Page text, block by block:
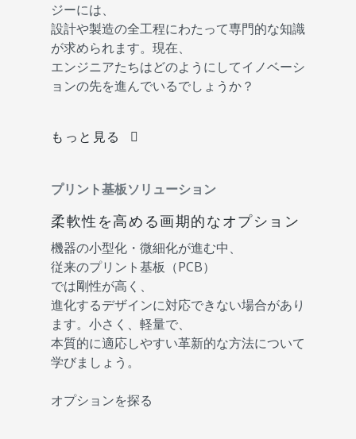
ジーには、
設計や製造の全工程にわたって専門的な知識
が求められます。現在、
エンジニアたちはどのようにしてイノベーシ
ョンの先を進んでいるでしょうか？
もっと見る
プリント基板ソリューション
柔軟性を高める画期的なオプション
機器の小型化・微細化が進む中、
従来のプリント基板（PCB）
では剛性が高く、
進化するデザインに対応できない場合があり
ます。小さく、軽量で、
本質的に適応しやすい革新的な方法について
学びましょう。
オプションを探る